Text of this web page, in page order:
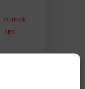
Outlook
SBS
SIEM